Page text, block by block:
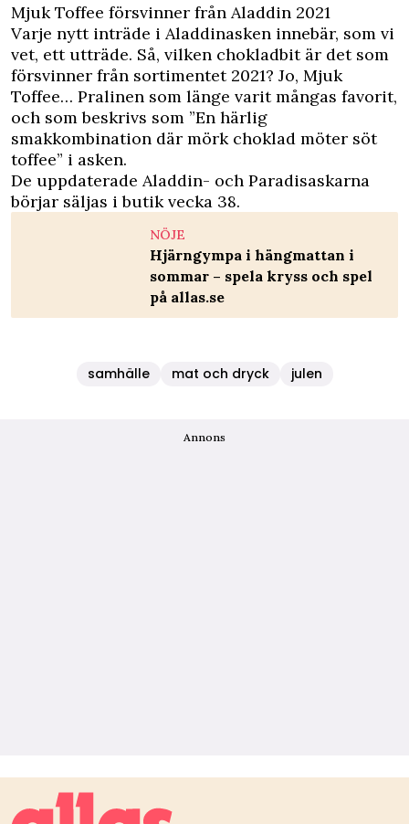
Mjuk Toffee försvinner från Aladdin 2021
Varje nytt inträde i Aladdinasken innebär, som vi
vet, ett utträde. Så, vilken chokladbit är det som
försvinner från sortimentet 2021? Jo, Mjuk
Toffee… Pralinen som länge varit mångas favorit,
och som beskrivs som ”En härlig
smakkombination där mörk choklad möter söt
toffee” i asken.
De uppdaterade Aladdin- och Paradisaskarna
börjar säljas i butik vecka 38.
NÖJE
Hjärngympa i hängmattan i
sommar – spela kryss och spel
på allas.se
samhälle mat och dryck julen
Annons